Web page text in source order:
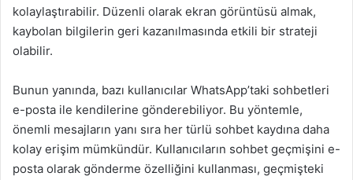
kolaylaştırabilir. Düzenli olarak ekran görüntüsü almak,
kaybolan bilgilerin geri kazanılmasında etkili bir strateji
olabilir.
Bunun yanında, bazı kullanıcılar WhatsApp’taki sohbetleri
e-posta ile kendilerine gönderebiliyor. Bu yöntemle,
önemli mesajların yanı sıra her türlü sohbet kaydına daha
kolay erişim mümkündür. Kullanıcıların sohbet geçmişini e-
posta olarak gönderme özelliğini kullanması, geçmişteki